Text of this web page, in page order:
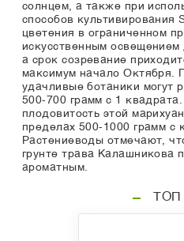
солнцем, а также при
способов культивирования
цветения в ограниченном
искусственным
а срок созревание
максимум начало Октября.
удачливые ботаники могут
500-700 грамм с 1
плодовитость этой
пределах 500-1000 грамм с
Растениеводы отмечают,
грунте трава Калашникова
ароматным.
ТОП